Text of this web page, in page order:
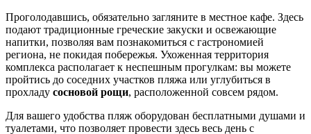
Проголодавшись, обязательно загляните в местное кафе. Здесь
подают традиционные греческие закуски и освежающие
напитки, позволяя вам познакомиться с гастрономией
региона, не покидая побережья. Ухоженная территория
комплекса располагает к неспешным прогулкам: вы можете
пройтись до соседних участков пляжа или углубиться в
прохладу сосновой рощи, расположенной совсем рядом.
Для вашего удобства пляж оборудован бесплатными душами и
туалетами, что позволяет провести здесь весь день с